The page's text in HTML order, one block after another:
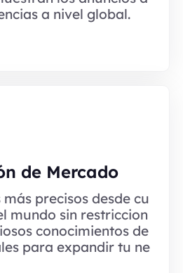
a nivel global.
de Mercado
precisos desde cu
mundo sin restriccion
conocimientos de
para expandir tu ne